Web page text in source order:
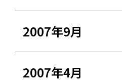
2007年9月
2007年4月